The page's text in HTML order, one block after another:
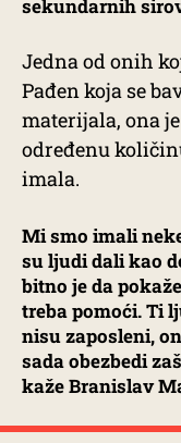
sekundarnih
Jedna od onih
Pađen koja se
materijala, ona
određenu
imala.
Mi smo imali
su ljudi dali kao
bitno je da
treba pomoći. Ti
nisu zaposleni,
sada obezbedi
kaže Branislav